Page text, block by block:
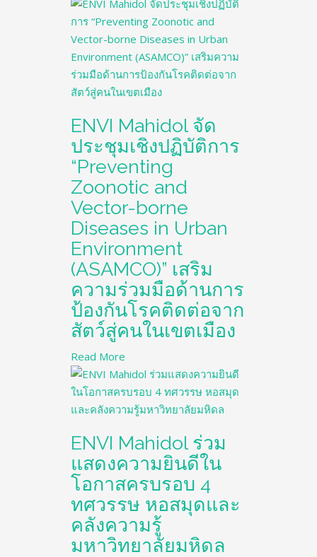
ENVI Mahidol จัด
ประชุมเชิงปฏิบัติการ
“Preventing
Zoonotic and
Vector-borne
Diseases in Urban
Environment
(ASAMCO)” เสริม
ความร่วมมือด้านการ
ป้องกันโรคติดต่อจาก
สัตว์สู่คนในเขตเมือง
Read More
ENVI Mahidol ร่วม
แสดงความยินดีใน
โอกาสครบรอบ 4
ทศวรรษ หอสมุดและ
คลังความรู้
มหาวิทยาลัยมหิดล